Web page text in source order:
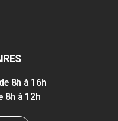
8h à 16h
8h à 12h